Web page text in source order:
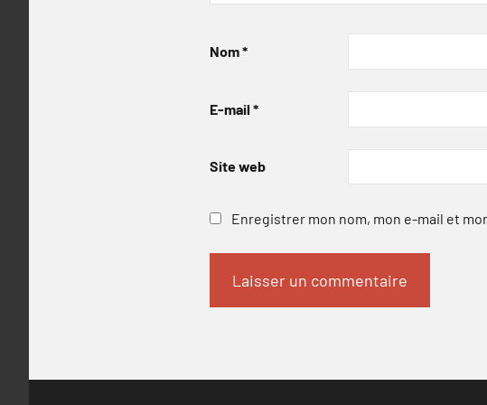
Nom*
E-mail *
Site web
Enregistrer mon nom, mon e-mail et